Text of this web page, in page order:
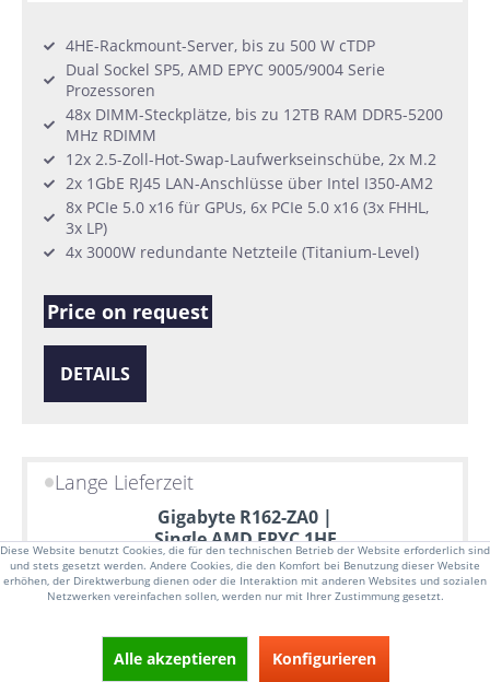
4HE-Rackmount-Server, bis zu 500 W cTDP
Dual Sockel SP5, AMD EPYC 9005/9004 Serie
Prozessoren
48x DIMM-Steckplätze, bis zu 12TB RAM DDR5-5200
MHz RDIMM
12x 2.5-Zoll-Hot-Swap-Laufwerkseinschübe, 2x M.2
2x 1GbE RJ45 LAN-Anschlüsse über Intel I350-AM2
8x PCIe 5.0 x16 für GPUs, 6x PCIe 5.0 x16 (3x FHHL,
3x LP)
4x 3000W redundante Netzteile (Titanium-Level)
Price on request
DETAILS
Lange Lieferzeit
Gigabyte R162-ZA0 |
Single AMD EPYC 1HE
Rack Server
Diese Website benutzt Cookies, die für den technischen Betrieb der Website erforderlich sind
und stets gesetzt werden. Andere Cookies, die den Komfort bei Benutzung dieser Website
erhöhen, der Direktwerbung dienen oder die Interaktion mit anderen Websites und sozialen
Netzwerken vereinfachen sollen, werden nur mit Ihrer Zustimmung gesetzt.
Alle akzeptieren Konfigurieren